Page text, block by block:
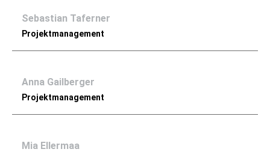
Sebastian Taferner
Projektmanagement
Anna Gailberger
Projektmanagement
Mia Ellermaa